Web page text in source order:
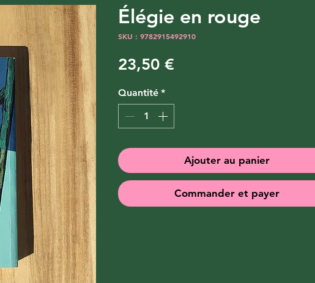
Élégie en rouge
SKU : 9782915492910
23,50 €
Quantité *
Ajouter au panier
Commander et payer